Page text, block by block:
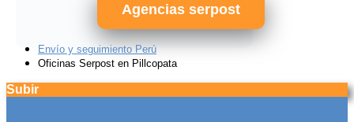
Agencias serpost
Envío y seguimiento Perú
Oficinas Serpost en Pillcopata
Subir